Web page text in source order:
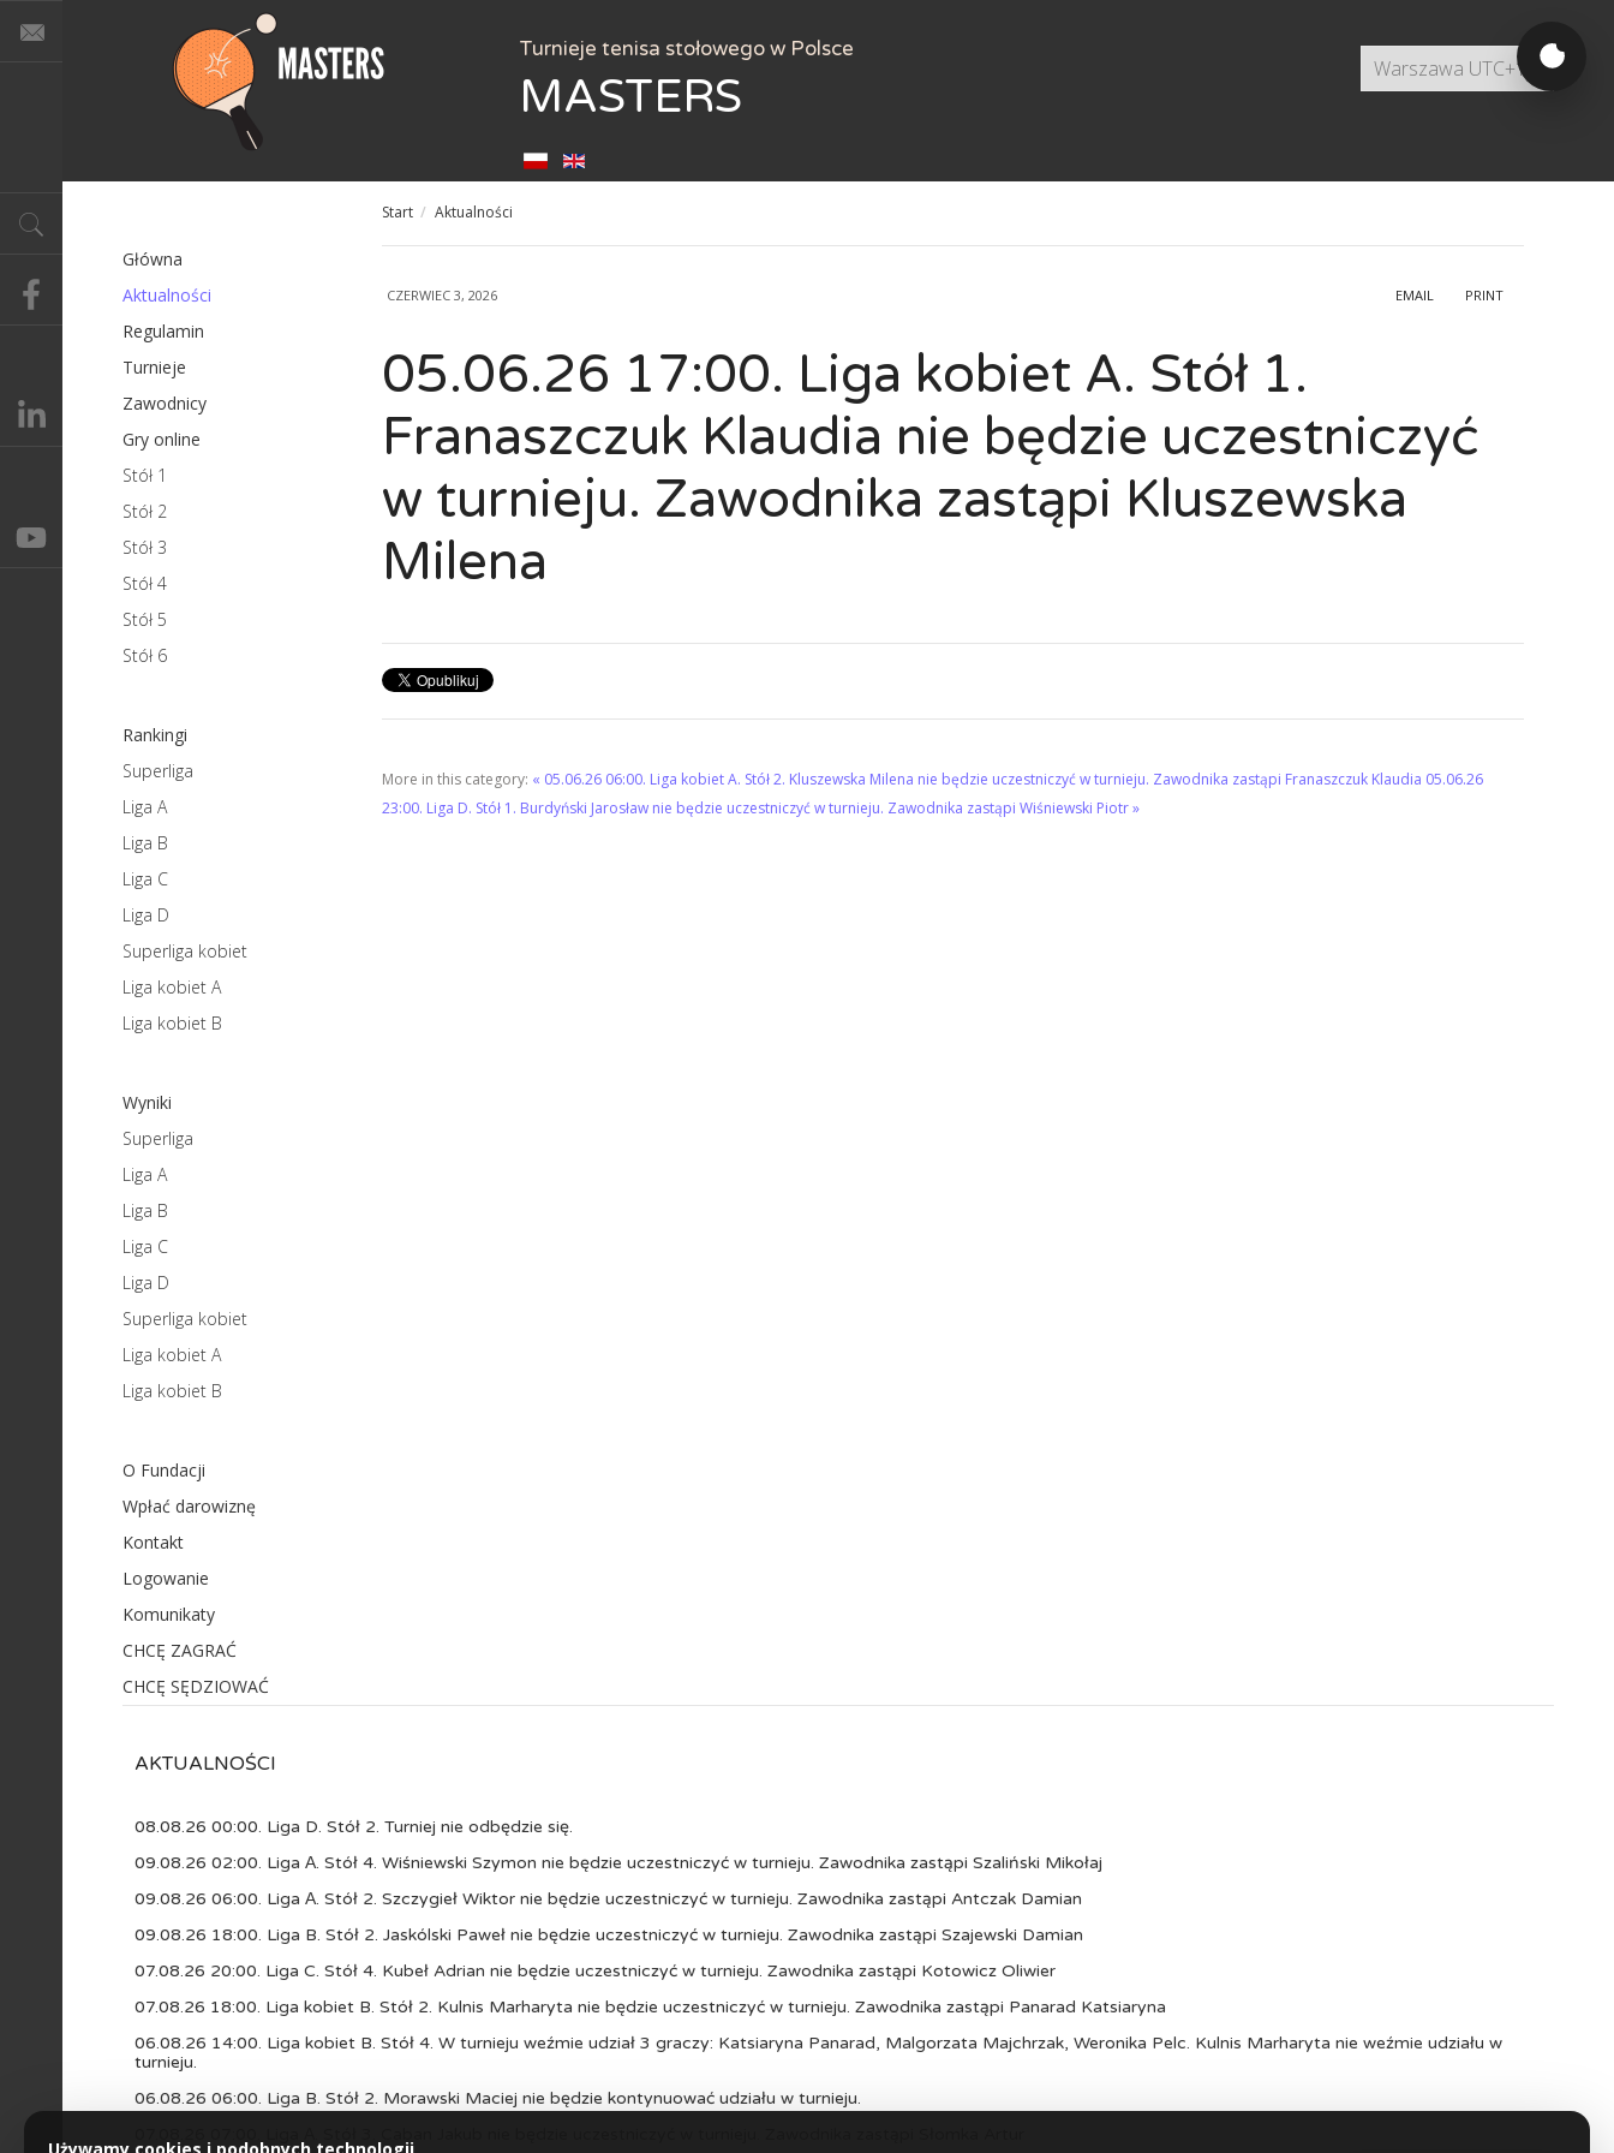
Turnieje tenisa stołowego w Polsce
MASTERS
Start / Aktualności
CZERWIEC 3, 2026 PRINT
EMAIL
05.06.26 17:00. Liga kobiet A. Stół 1.
Franaszczuk Klaudia nie będzie uczestniczyć
w turnieju. Zawodnika zastąpi Kluszewska
Milena
More in this category: « 05.06.26 06:00. Liga kobiet A. Stół 2. Kluszewska Milena nie będzie uczestniczyć w turnieju. Zawodnika zastąpi Franaszczuk Klaudia 05.06.26
23:00. Liga D. Stół 1. Burdyński Jarosław nie będzie uczestniczyć w turnieju. Zawodnika zastąpi Wiśniewski Piotr »
Główna
Aktualności
Regulamin
Turnieje
Zawodnicy
Gry online
Stół 1
Stół 2
Stół 3
Stół 4
Stół 5
Stół 6
Rankingi
Superliga
Liga A
Liga B
Liga C
Liga D
Superliga kobiet
Liga kobiet A
Liga kobiet B
Wyniki
Superliga
Liga A
Liga B
Liga C
Liga D
Superliga kobiet
Liga kobiet A
Liga kobiet B
O Fundacji
Wpłać darowiznę
Kontakt
Logowanie
Komunikaty
CHCĘ ZAGRAĆ
CHCĘ SĘDZIOWAĆ
AKTUALNOŚCI
08.08.26 00:00. Liga D. Stół 2. Turniej nie odbędzie się.
09.08.26 02:00. Liga А. Stół 4. Wiśniewski Szymon nie będzie uczestniczyć w turnieju. Zawodnika zastąpi Szaliński Mikołaj
09.08.26 06:00. Liga А. Stół 2. Szczygieł Wiktor nie będzie uczestniczyć w turnieju. Zawodnika zastąpi Antczak Damian
09.08.26 18:00. Liga B. Stół 2. Jaskólski Paweł nie będzie uczestniczyć w turnieju. Zawodnika zastąpi Szajewski Damian
07.08.26 20:00. Liga C. Stół 4. Kubeł Adrian nie będzie uczestniczyć w turnieju. Zawodnika zastąpi Kotowicz Oliwier
07.08.26 18:00. Liga kobiet B. Stół 2. Kulnis Marharyta nie będzie uczestniczyć w turnieju. Zawodnika zastąpi Panarad Katsiaryna
06.08.26 14:00. Liga kobiet B. Stół 4. W turnieju weźmie udział 3 graczy: Katsiaryna Panarad, Malgorzata Majchrzak, Weronika Pelc. Kulnis Marharyta nie weźmie udziału w
turnieju.
06.08.26 06:00. Liga B. Stół 2. Morawski Maciej nie będzie kontynuować udziału w turnieju.